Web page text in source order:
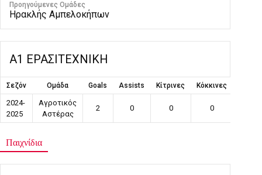
Προηγούμενες Ομάδες
Ηρακλής Αμπελοκήπων
Α1 ΕΡΑΣΙΤΕΧΝΙΚΗ
Σεζόν Ομάδα Goals Assists Κίτρινες Κόκκινες
2024-
2025
Αγροτικός
Αστέρας
2 0 0 0
Παιχνίδια